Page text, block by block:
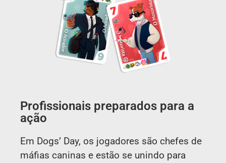
Profissionais preparados para a
ação
Em Dogs’ Day, os jogadores são chefes de
máfias caninas e estão se unindo para